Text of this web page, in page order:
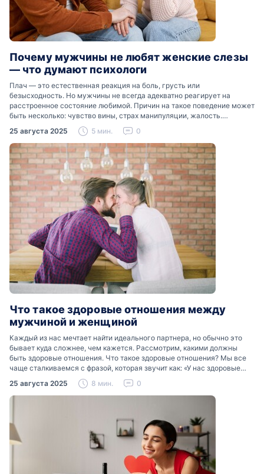
Почему мужчины не любят женские слезы
— что думают психологи
Плач — это естественная реакция на боль, грусть или
безысходность. Но мужчины не всегда адекватно реагирует на
расстроенное состояние любимой. Причин на такое поведение может
быть несколько: чувство вины, страх манипуляции, жалость.
Разобраться, почему мужчины боятся женских слез, помогут советы
психологов…
25 августа 2025 5 мин. 0
Что такое здоровые отношения между
мужчиной и женщиной
Каждый из нас мечтает найти идеального партнера, но обычно это
бывает куда сложнее, чем кажется. Рассмотрим, какими должны
быть здоровые отношения. Что такое здоровые отношения? Мы все
чаще сталкиваемся с фразой, которая звучит как: «У нас здоровые
отношения». Что именно подразумевается…
25 августа 2025 8 мин. 0